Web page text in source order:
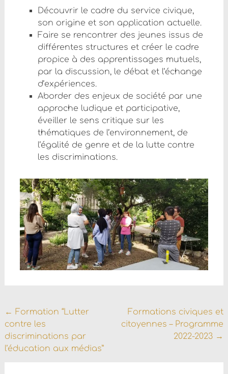
Découvrir le cadre du service civique,
son origine et son application actuelle.
Faire se rencontrer des jeunes issus de
différentes structures et créer le cadre
propice à des apprentissages mutuels,
par la discussion, le débat et l’échange
d’expériences.
Aborder des enjeux de société par une
approche ludique et participative,
éveiller le sens critique sur les
thématiques de l’environnement, de
l’égalité de genre et de la lutte contre
les discriminations.
Navigation
de
l'article
← Formation “Lutter
contre les
discriminations par
l’éducation aux médias”
Formations civiques et
citoyennes – Programme
2022-2023 →